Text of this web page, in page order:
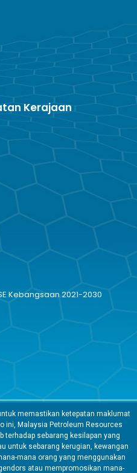
Kerajaan
Kebangsaan 2021-2030
memastikan ketepatan maklumat
ini, Malaysia Petroleum Resources
terhadap sebarang kesilapan yang
untuk sebarang kerugian, kewangan
mana orang yang menggunakan
atau mempromosikan mana-